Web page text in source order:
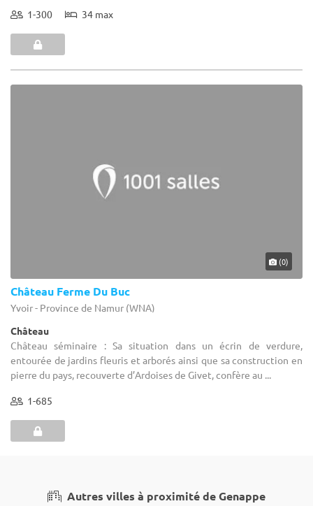
1-300 34 max
(0)
Château Ferme Du Buc
Yvoir - Province de Namur (WNA)
Château
Château séminaire : Sa situation dans un écrin de verdure,
entourée de jardins fleuris et arborés ainsi que sa construction en
pierre du pays, recouverte d’Ardoises de Givet, confère au ...
1-685
Autres villes à proximité de Genappe